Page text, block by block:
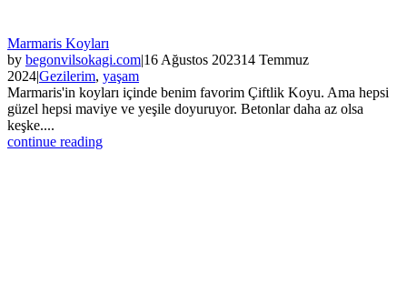
Marmaris Koyları
by begonvilsokagi.com|16 Ağustos 202314 Temmuz
2024|Gezilerim, yaşam
Marmaris'in koyları içinde benim favorim Çiftlik Koyu. Ama hepsi
güzel hepsi maviye ve yeşile doyuruyor. Betonlar daha az olsa
keşke....
continue reading